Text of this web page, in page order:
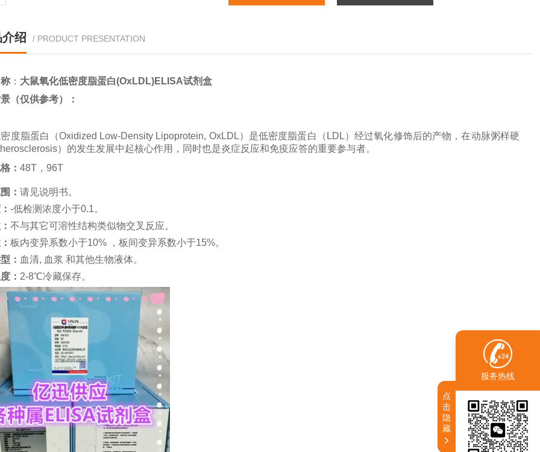
绍 / PRODUCT PRESENTATION
： 大鼠氧化低密度脂蛋白(OxLDL)ELISA试剂盒
（仅供参考）
：
度脂蛋白（Oxidized Low-Density Lipoprotein, OxLDL） 是低密度脂蛋白（ LDL）经过氧化修饰后的产物，在动脉粥样硬
）的发生发展中起核心作用，同时也是炎症反应和免疫应答的重要参与者。
： 48T，96T
： 请见说明书。
-低检测浓度小于0.1。
不与其它可溶性结构类似物交叉反应。
板内变异系数小于10% ，板间变异系数小于15%。
： 血清, 血浆 和其他生物液体。
： 2-8℃冷藏保存。
服务热线
点
击
隐
藏